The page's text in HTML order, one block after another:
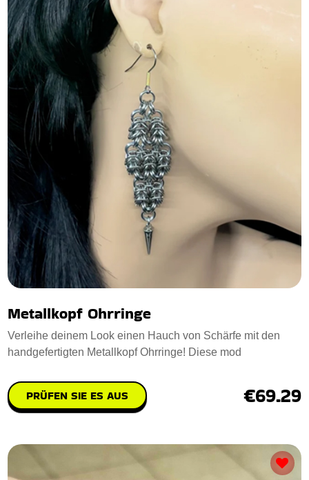
Metallkopf Ohrringe
Verleihe deinem Look einen Hauch von Schärfe mit den
handgefertigten Metallkopf Ohrringe! Diese mod
PRÜFEN SIE ES AUS €69.29